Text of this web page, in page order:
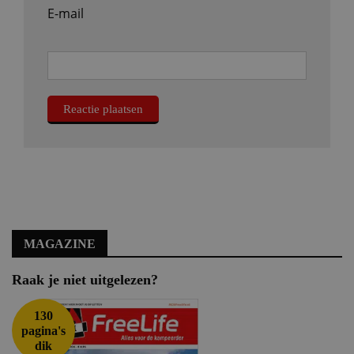
E-mail
MAGAZINE
Raak je niet uitgelezen?
130
pagina's
dik